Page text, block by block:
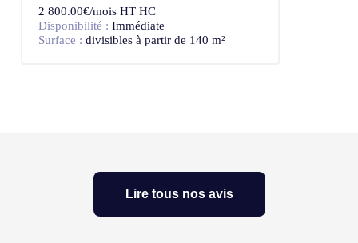
2 800.00€/mois HT HC
Disponibilité : Immédiate
Surface : divisibles à partir de 140 m²
Lire tous nos avis